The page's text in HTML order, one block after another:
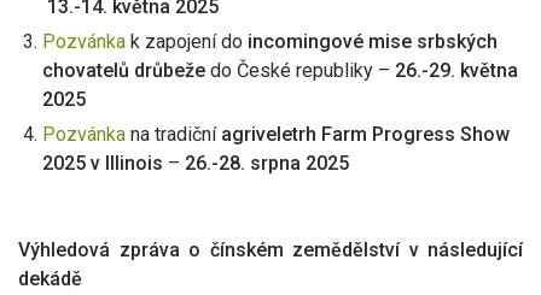
13.-14. května 2025
Pozvánka k zapojení do incomingové mise srbských
chovatelů drůbeže do České republiky – 26.-29. května
2025
Pozvánka na tradiční agriveletrh Farm Progress Show
2025 v Illinois – 26.-28. srpna 2025
Výhledová zpráva o čínském zemědělství v následující
dekádě